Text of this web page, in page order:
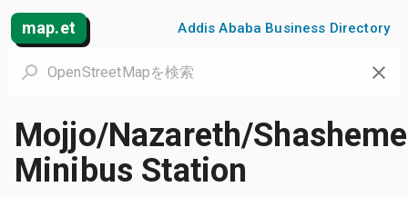
map.et Addis Ababa Business Directory
Mojjo/Nazareth/
Minibus Station